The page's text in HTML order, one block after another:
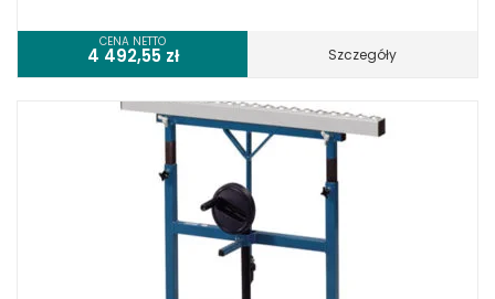
CENA NETTO
4 492,55 zł Szczegóły